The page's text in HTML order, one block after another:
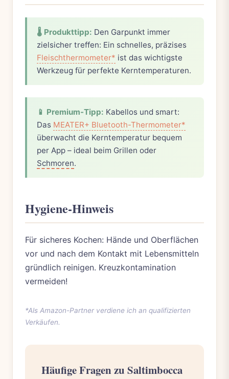
🌡️ Produkttipp: Den Garpunkt immer
zielsicher treffen: Ein schnelles, präzises
Fleischthermometer* ist das wichtigste
Werkzeug für perfekte Kerntemperaturen.
📱 Premium-Tipp: Kabellos und smart:
Das MEATER+ Bluetooth-Thermometer*
überwacht die Kerntemperatur bequem
per App – ideal beim Grillen oder
Schmoren.
Hygiene-Hinweis
Für sicheres Kochen: Hände und Oberflächen
vor und nach dem Kontakt mit Lebensmitteln
gründlich reinigen. Kreuzkontamination
vermeiden!
*Als Amazon-Partner verdiene ich an qualifizierten
Verkäufen.
Häufige Fragen zu Saltimbocca